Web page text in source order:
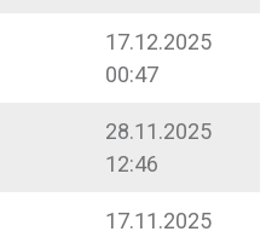
17.12.2025
00:47
28.11.2025
12:46
17.11.2025